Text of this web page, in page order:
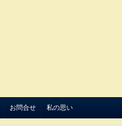
お問合せ 私の思い